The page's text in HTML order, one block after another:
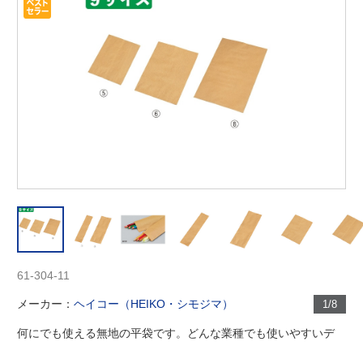
1/8
61-304-11
メーカー：ヘイコー（HEIKO・シモジマ）
何にでも使える無地の平袋です。どんな業種でも使いやすいデ